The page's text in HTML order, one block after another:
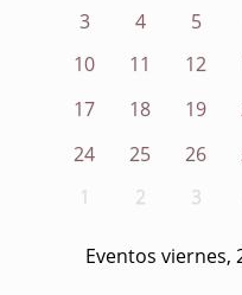
3
4 5
10
11 12
17
18 19
24
25 26
1
2 3
Eventos viernes,